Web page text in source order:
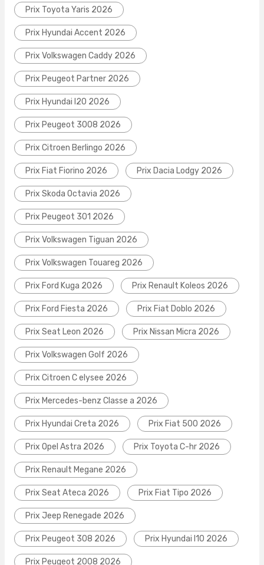
Prix Toyota Yaris 2026
Prix Hyundai Accent 2026
Prix Volkswagen Caddy 2026
Prix Peugeot Partner 2026
Prix Hyundai I20 2026
Prix Peugeot 3008 2026
Prix Citroen Berlingo 2026
Prix Fiat Fiorino 2026 Prix Dacia Lodgy 2026
Prix Skoda Octavia 2026
Prix Peugeot 301 2026
Prix Volkswagen Tiguan 2026
Prix Volkswagen Touareg 2026
Prix Ford Kuga 2026 Prix Renault Koleos 2026
Prix Ford Fiesta 2026 Prix Fiat Doblo 2026
Prix Seat Leon 2026 Prix Nissan Micra 2026
Prix Volkswagen Golf 2026
Prix Citroen C elysee 2026
Prix Mercedes-benz Classe a 2026
Prix Hyundai Creta 2026 Prix Fiat 500 2026
Prix Opel Astra 2026 Prix Toyota C-hr 2026
Prix Renault Megane 2026
Prix Seat Ateca 2026 Prix Fiat Tipo 2026
Prix Jeep Renegade 2026
Prix Peugeot 308 2026 Prix Hyundai I10 2026
Prix Peugeot 2008 2026